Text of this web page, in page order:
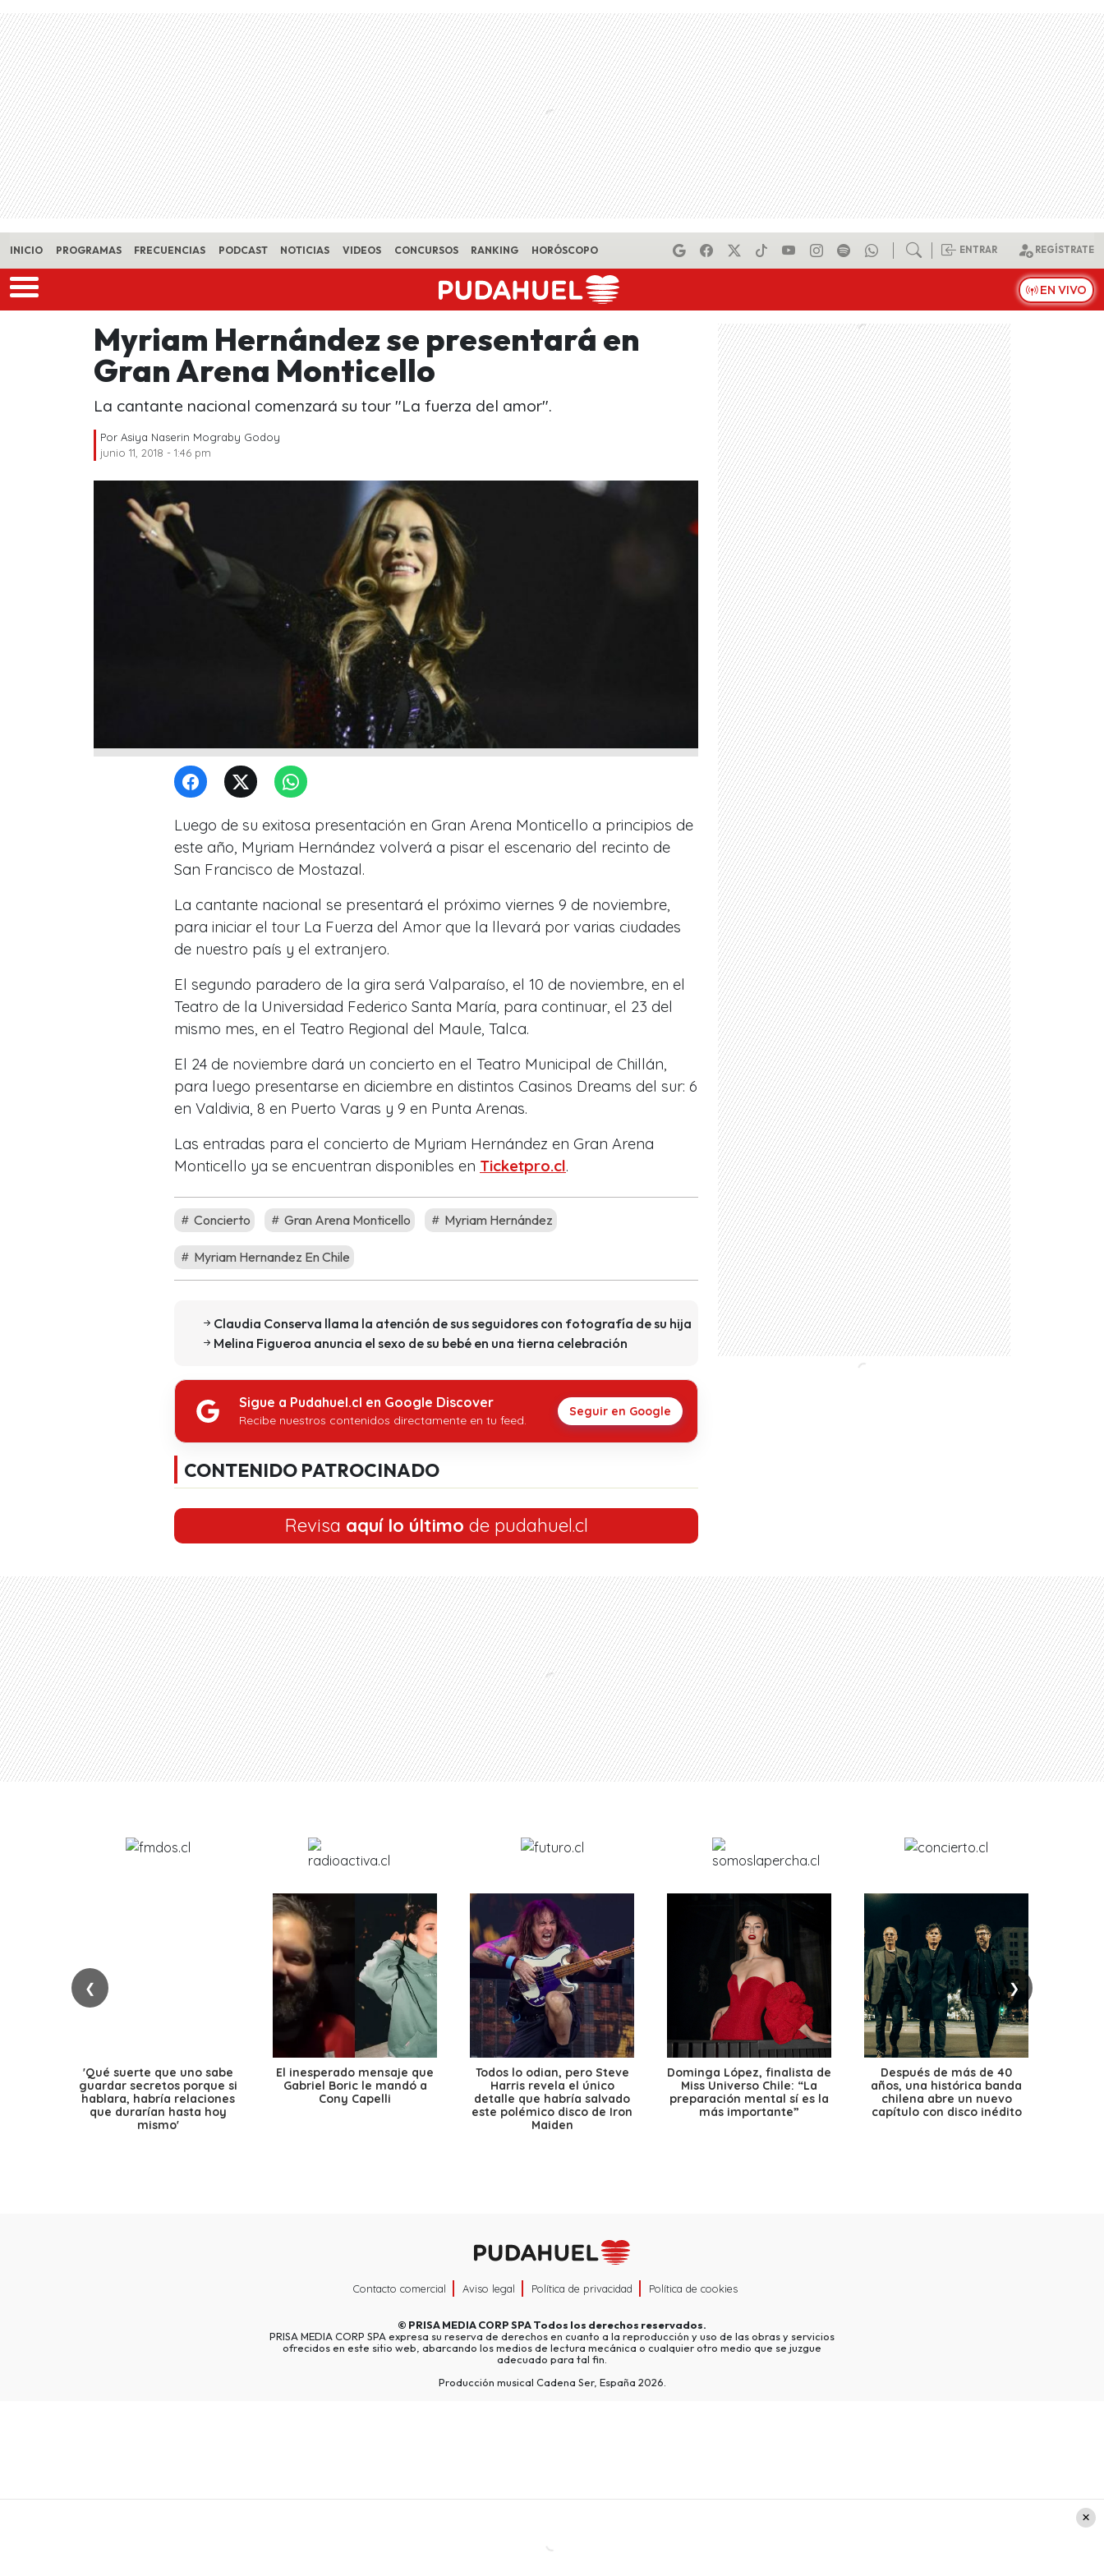
Skip to main content
INICIO PROGRAMAS FRECUENCIAS PODCAST NOTICIAS VIDEOS CONCURSOS RANKING HORÓSCOPO ENTRAR REGÍSTRATE
EN VIVO
Myriam Hernández se presentará en
Gran Arena Monticello
La cantante nacional comenzará su tour "La fuerza del amor".
Por Asiya Naserin Mograby Godoy
junio 11, 2018 - 1:46 pm
Luego de su exitosa presentación en Gran Arena Monticello a principios de
este año, Myriam Hernández volverá a pisar el escenario del recinto de
San Francisco de Mostazal.
La cantante nacional se presentará el próximo viernes 9 de noviembre,
para iniciar el tour La Fuerza del Amor que la llevará por varias ciudades
de nuestro país y el extranjero.
El segundo paradero de la gira será Valparaíso, el 10 de noviembre, en el
Teatro de la Universidad Federico Santa María, para continuar, el 23 del
mismo mes, en el Teatro Regional del Maule, Talca.
El 24 de noviembre dará un concierto en el Teatro Municipal de Chillán,
para luego presentarse en diciembre en distintos Casinos Dreams del sur: 6
en Valdivia, 8 en Puerto Varas y 9 en Punta Arenas.
Las entradas para el concierto de Myriam Hernández en Gran Arena
Monticello ya se encuentran disponibles en Ticketpro.cl.
Concierto Gran Arena Monticello Myriam Hernández
Myriam Hernandez En Chile
Claudia Conserva llama la atención de sus seguidores con fotografía de su hija
Melina Figueroa anuncia el sexo de su bebé en una tierna celebración
Sigue a Pudahuel.cl en Google Discover
Recibe nuestros contenidos directamente en tu feed.
Seguir en Google
CONTENIDO PATROCINADO
Revisa aquí lo último de pudahuel.cl
❮ ❯
'Qué suerte que uno sabe
guardar secretos porque si
hablara, habría relaciones
que durarían hasta hoy
mismo'
El inesperado mensaje que
Gabriel Boric le mandó a
Cony Capelli
Todos lo odian, pero Steve
Harris revela el único
detalle que habría salvado
este polémico disco de Iron
Maiden
Dominga López, finalista de
Miss Universo Chile: “La
preparación mental sí es la
más importante”
Después de más de 40
años, una histórica banda
chilena abre un nuevo
capítulo con disco inédito
Contacto comercial Aviso legal Política de privacidad Política de cookies
© PRISA MEDIA CORP SPATodos los derechos reservados.
PRISA MEDIA CORP SPA expresa su reserva de derechos en cuanto a la reproducción y uso de las obras y servicios
ofrecidos en este sitio web, abarcando los medios de lectura mecánica o cualquier otro medio que se juzgue
adecuado para tal fin.
Producción musical Cadena Ser, España 2026.